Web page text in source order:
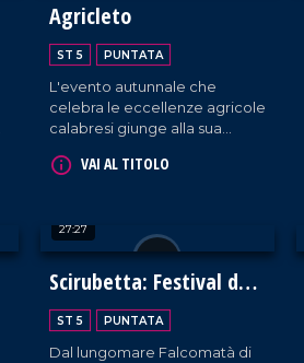
Agricleto
ST 5 PUNTATA
L'evento autunnale che
celebra le eccellenze agricole
calabresi giunge alla sua
VAI AL TITOLO
27:27
Scirubetta: Festival del
Gelato Artigianale
ST 5 PUNTATA
Dal lungomare Falcomatà di